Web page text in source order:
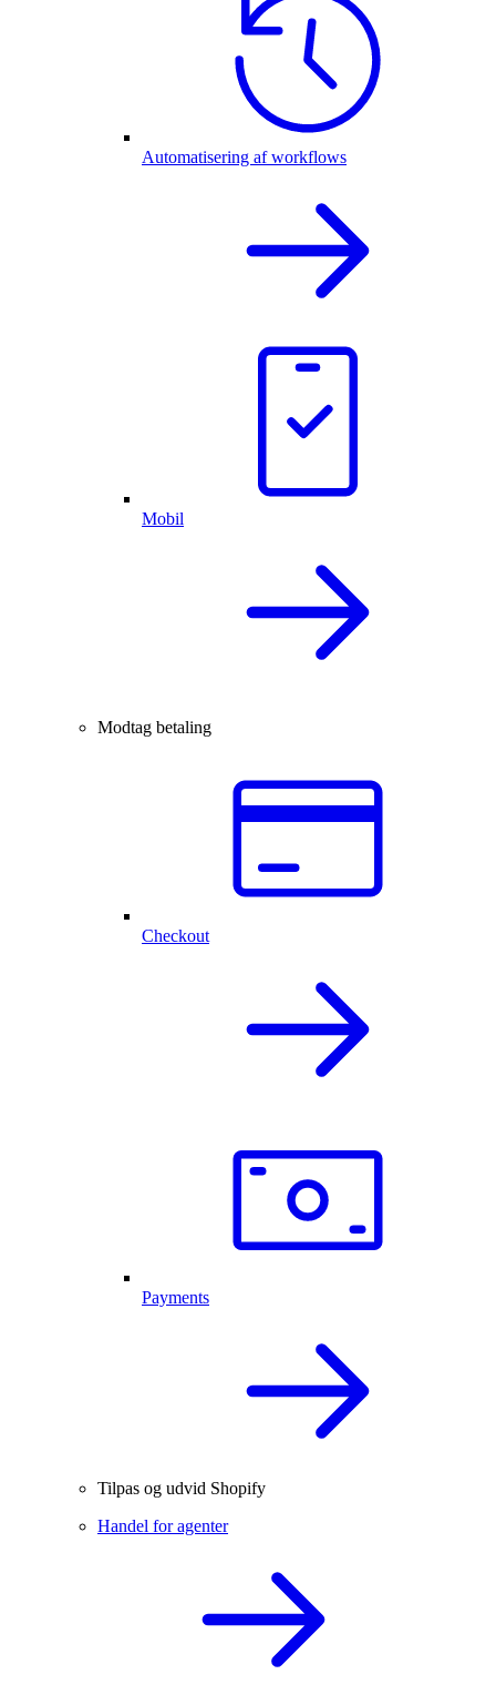
Automatisering af workflows
Mobil
Modtag betaling
Checkout
Payments
Tilpas og udvid Shopify
Handel for agenter